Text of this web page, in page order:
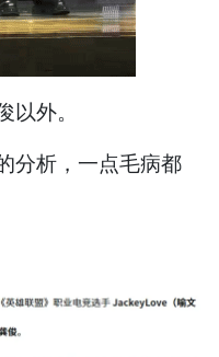
以外。
分析，一点毛病都